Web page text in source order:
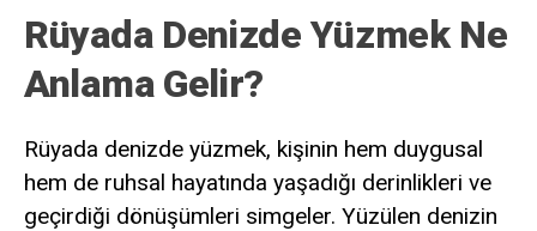
Rüyada Denizde Yüzmek Ne
Anlama Gelir?
Rüyada denizde yüzmek, kişinin hem duygusal
hem de ruhsal hayatında yaşadığı derinlikleri ve
geçirdiği dönüşümleri simgeler. Yüzülen denizin